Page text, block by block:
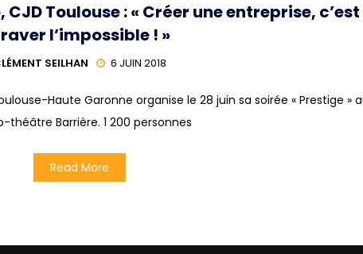
Toulouse : « Créer une entreprise, c’est
l’impossible ! »
SEILHAN 6 JUIN 2018
Haute Garonne organise le 28 juin sa soirée « Prestige »
théâtre Barrière. 1 200 personnes
Read More